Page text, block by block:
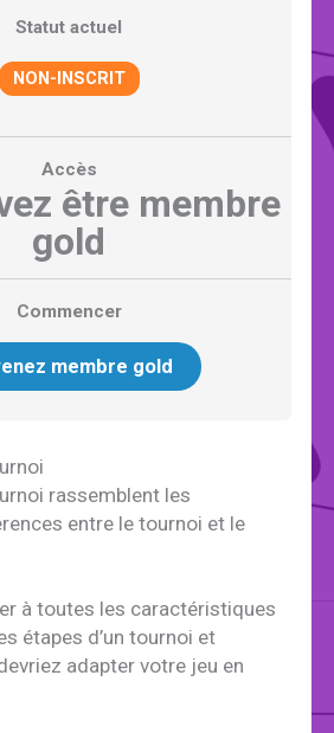
Statut actuel
NON-INSCRIT
Accès
être membre
gold
Commencer
membre gold
rassemblent les
entre le tournoi et le
à toutes les caractéristiques
étapes d’un tournoi et
adapter votre jeu en